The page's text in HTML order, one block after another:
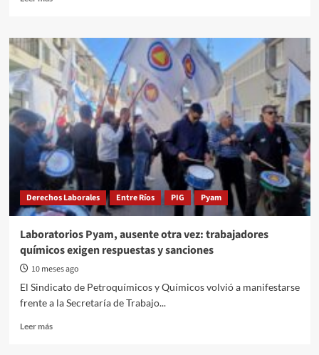
Despidos
en
PYAM.
CGT
Gualeguaychú
repudia
el
accionar
de
funcionarios
Derechos Laborales Entre Ríos PIG Pyam
Laboratorios Pyam, ausente otra vez: trabajadores
químicos exigen respuestas y sanciones
10 meses ago
El Sindicato de Petroquímicos y Químicos volvió a manifestarse
frente a la Secretaría de Trabajo...
Leer másRead